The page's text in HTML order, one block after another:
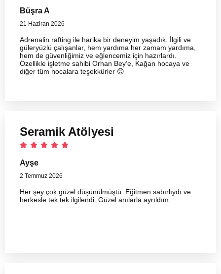
Büşra A
21 Haziran 2026
Adrenalin rafting ile harika bir deneyim yaşadık. İlgili ve
güleryüzlü çalışanlar, hem yardıma her zamam yardıma,
hem de güvenliğimiz ve eğlencemiz için hazırlardı.
Özellikle işletme sahibi Orhan Bey’e, Kağan hocaya ve
diğer tüm hocalara teşekkürler 😊
Seramik Atölyesi
Ayşe
2 Temmuz 2026
Her şey çok güzel düşünülmüştü. Eğitmen sabırlıydı ve
herkesle tek tek ilgilendi. Güzel anılarla ayrıldım.